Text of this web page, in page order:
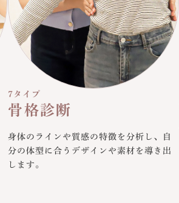
7タイプ
骨格診断
身体のラインや質感の特徴を分析し、自
分の体型に合うデザインや素材を導き出
します。